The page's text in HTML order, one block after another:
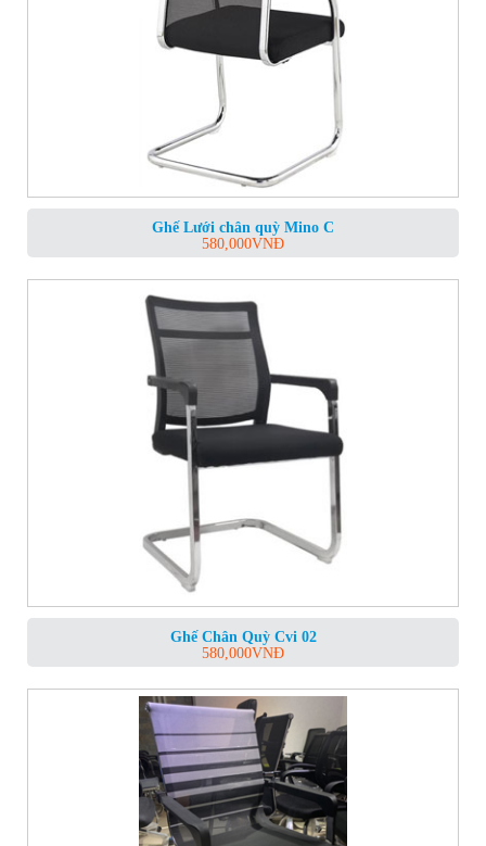
Ghế Lưới chân quỳ Mino C
580,000VNĐ
Ghế Chân Quỳ Cvi 02
580,000VNĐ